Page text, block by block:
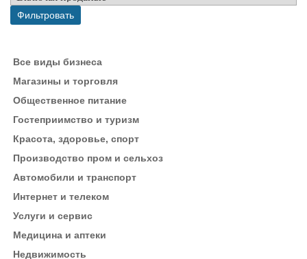
Все виды бизнеса
Магазины и торговля
Общественное питание
Гостеприимство и туризм
Красота, здоровье, спорт
Производство пром и сельхоз
Автомобили и транспорт
Интернет и телеком
Услуги и сервис
Медицина и аптеки
Недвижимость